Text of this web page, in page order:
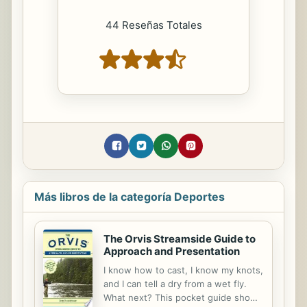
44 Reseñas Totales
Más libros de la categoría Deportes
The Orvis Streamside Guide to
Approach and Presentation
I know how to cast, I know my knots,
and I can tell a dry from a wet fly.
What next? This pocket guide shows